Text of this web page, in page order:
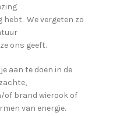
hebt. We vergeten zo
ons geeft.
aan te doen in de
of brand wierook of
van energie.